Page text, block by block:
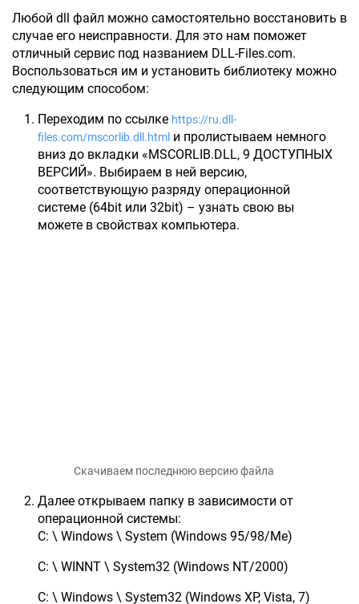
Любой dll файл можно самостоятельно восстановить в
случае его неисправности. Для это нам поможет
отличный сервис под названием DLL-Files.com.
Воспользоваться им и установить библиотеку можно
следующим способом:
Переходим по ссылке https://ru.dll-
files.com/mscorlib.dll.html и пролистываем немного
вниз до вкладки «MSCORLIB.DLL, 9 ДОСТУПНЫХ
ВЕРСИЙ». Выбираем в ней версию,
соответствующую разряду операционной
системе (64bit или 32bit) – узнать свою вы
можете в свойствах компьютера.
Скачиваем последнюю версию файла
Далее открываем папку в зависимости от
операционной системы:
C: \ Windows \ System (Windows 95/98/Me)
C: \ WINNT \ System32 (Windows NT/2000)
C: \ Windows \ System32 (Windows XP, Vista, 7)